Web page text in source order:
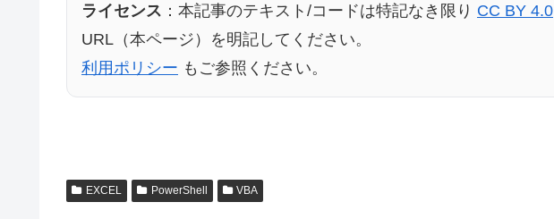
ライセンス ：本記事のテキスト/コードは特記なき限り CC BY 4.0
URL（本ページ）を明記してください。
利用ポリシー もご参照ください。
EXCEL PowerShell VBA